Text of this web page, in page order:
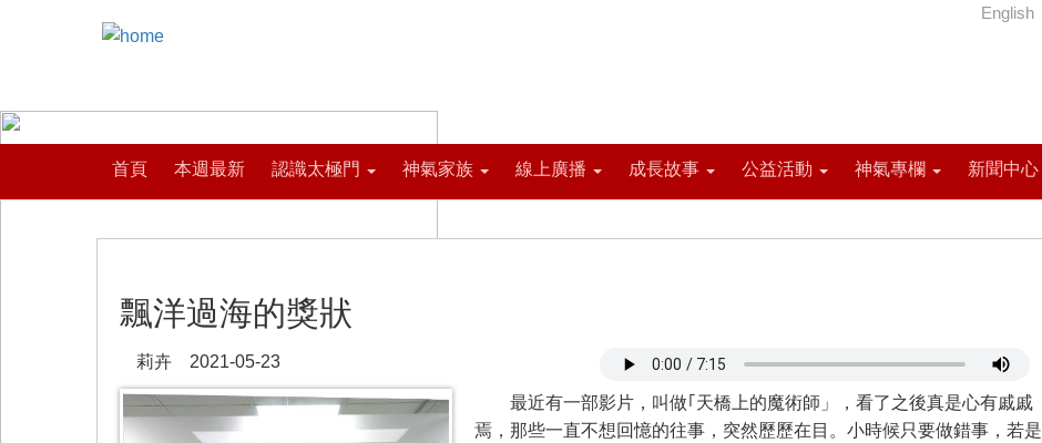
首頁 本週最新 認識太極門 神氣家族 線上廣播 成長故事 公益活動 神氣專欄 新聞中心
English
飄洋過海的獎狀
莉卉 2021-05-23
最近有一部影片，叫做｢天橋上的魔術師」，看了之後真是心有戚戚
焉，那些一直不想回憶的往事，突然歷歷在目。小時候只要做錯事，若是